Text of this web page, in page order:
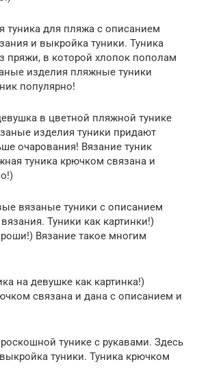
туника для пляжа с описанием
и выкройка туники. Туника
пряжи, в которой хлопок пополам
изделия пляжные туники
популярно!
в цветной пляжной тунике
изделия туники придают
очарования! Вязание туник
туника крючком связана и
вязаные туники с описанием
Туники как картинки!)
Вязание такое многим
на девушке как картинка!)
связана и дана с описанием и
тунике с рукавами. Здесь
туники. Туника крючком